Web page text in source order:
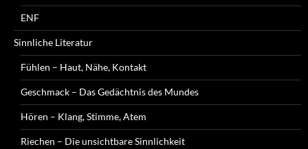
ENF
Sinnliche Literatur
Fühlen – Haut, Nähe, Kontakt
Geschmack – Das Gedächtnis des Mundes
Hören – Klang, Stimme, Atem
Riechen – Die unsichtbare Sinnlichkeit